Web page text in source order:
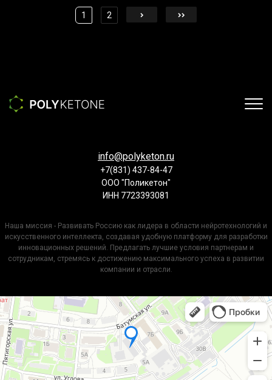
1 2
info@polyketon.ru
+7(831) 437-84-47
ООО "Поликетон"
ИНН 7723393081
Наша миссия - Развивать Россию как лидера в области нейротехнологий и
искусственного интеллекта, создавая удобную платформу для разработки
инновационных решений. Предлагать лучшие условия партнерам и
сотрудникам, стремясь к достижению максимального успеха в развитии
компании и отрасли.
Нижний Новгород
Батумская улица, 7А — Яндекс Карты